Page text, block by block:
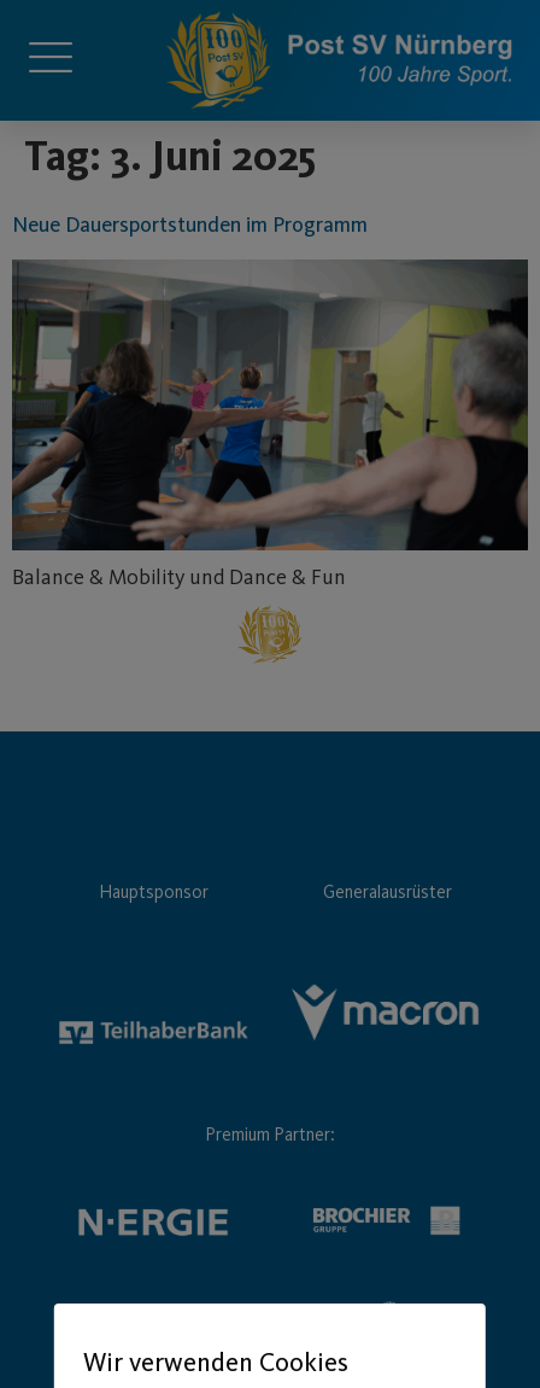
Tag: 3. Juni 2025
Neue Dauersportstunden im Programm
Balance & Mobility und Dance & Fun
Hauptsponsor Generalausrüster
Premium Partner:
Wir verwenden Cookies